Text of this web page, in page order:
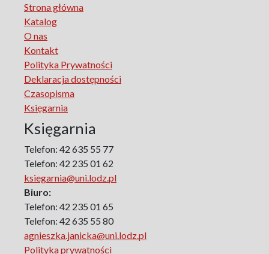
Manufactura Hispánica Lodziense
Marketing
The monographs of the Section of Disability Sociology of
the Polish Sociological Association
The Art of Learning – The Learning of Art
Neuroscience in Psychology
Faces of Feminism
Faces of war
Biographical Perspectives
Politology
Poland and Central and Eastern Europe in the 20th
Century
Polish Film Culture
Law
The Polish People's Republic. Biographies
Existence and Literature Project
The Psychology of Everything
Strona główna
Katalog
O nas
Kontakt
Polityka Prywatności
Deklaracja dostępności
Czasopisma
Księgarnia
Księgarnia
Telefon: 42 635 55 77
Telefon: 42 235 01 62
ksiegarnia@uni.lodz.pl
Biuro:
Telefon: 42 235 01 65
Telefon: 42 635 55 80
agnieszka.janicka@uni.lodz.pl
Polityka prywatności